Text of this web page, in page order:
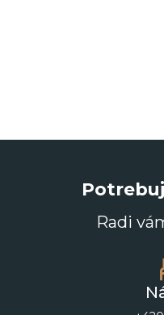
Radi